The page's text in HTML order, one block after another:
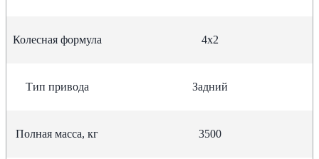
Колесная формула 4х2
Тип привода Задний
Полная масса, кг 3500